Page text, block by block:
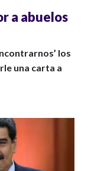
a abuelos
los
una carta a